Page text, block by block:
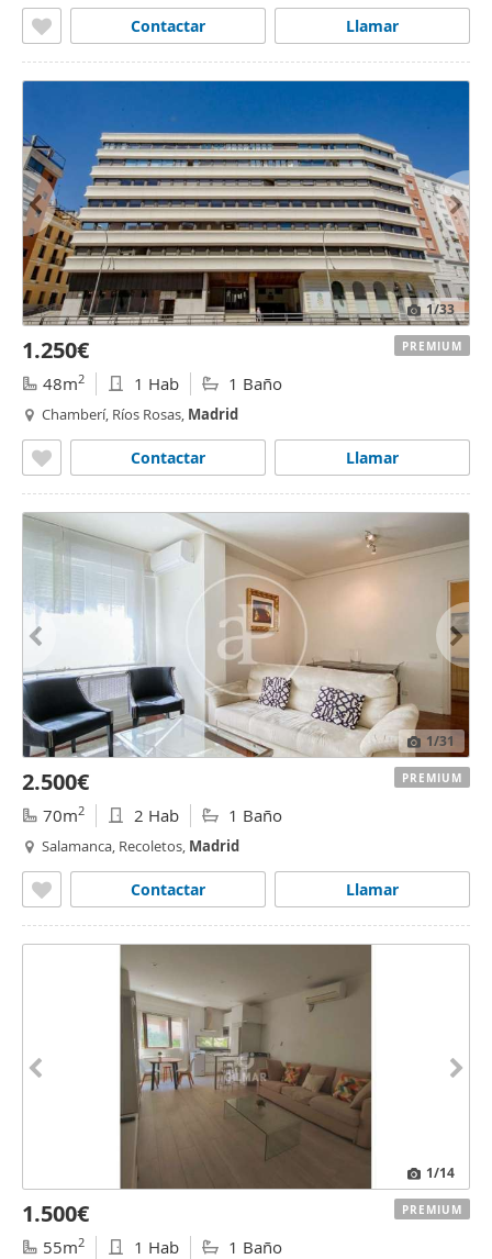
Llamar
Contactar
1/33
1.250€
48m2 1 Hab 1 Baño
Chamberí, Ríos Rosas, Madrid
Llamar
Contactar
PREMIUM
1/31
2.500€
70m2 2 Hab 1 Baño
Salamanca, Recoletos, Madrid
Llamar
Contactar
PREMIUM
1/14
1.500€
55m2 1 Hab 1 Baño
PREMIUM